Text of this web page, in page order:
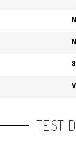
TEST